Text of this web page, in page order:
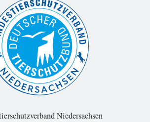
Niedersachsen